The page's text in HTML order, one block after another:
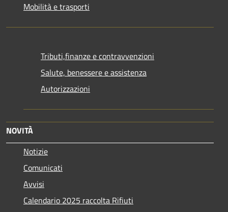
Mobilità e trasporti
Tributi,finanze e contravvenzioni
Salute, benessere e assistenza
Autorizzazioni
NOVITÀ
Notizie
Comunicati
Avvisi
Calendario 2025 raccolta Rifiuti